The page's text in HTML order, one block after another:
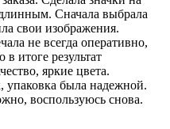
длинным. Сначала выбрала
свои изображения.
не всегда оперативно,
итоге результат
яркие цвета.
упаковка была надежной.
воспользуюсь снова.